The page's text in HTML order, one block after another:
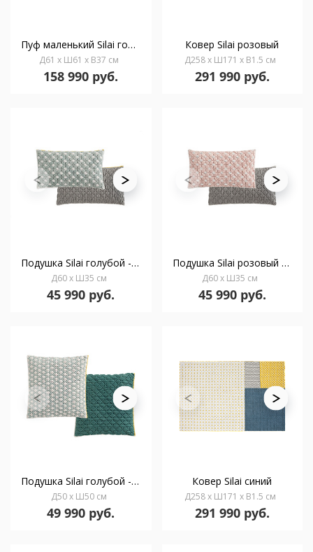
Пуф маленький Silai голубой
Д61 x Ш61 x В37 см
158 990 руб.
Ковер Silai розовый
Д258 x Ш171 x В1.5 см
291 990 руб.
Подушка Silai голубой - светло-серый 60x35
Д60 x Ш35 см
45 990 руб.
Подушка Silai розовый - Светло-серый 60x35
Д60 x Ш35 см
45 990 руб.
Подушка Silai голубой - зеленый 50x50
Д50 x Ш50 см
49 990 руб.
Ковер Silai синий
Д258 x Ш171 x В1.5 см
291 990 руб.